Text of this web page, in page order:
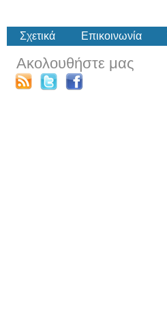
Σχετικά Επικοινωνία
Ακολουθήστε μας